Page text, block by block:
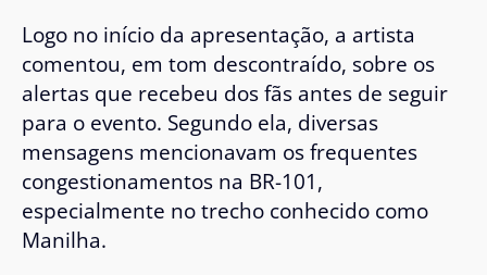
Logo no início da apresentação, a artista
comentou, em tom descontraído, sobre os
alertas que recebeu dos fãs antes de seguir
para o evento. Segundo ela, diversas
mensagens mencionavam os frequentes
congestionamentos na BR-101,
especialmente no trecho conhecido como
Manilha.